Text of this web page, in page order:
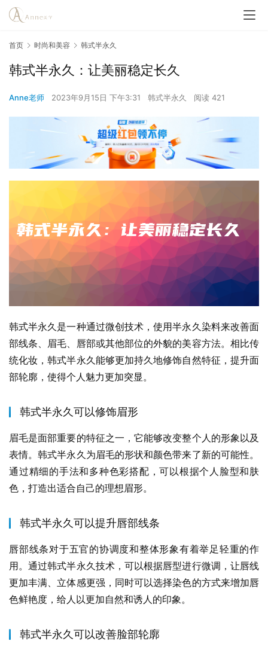
首页 时尚和美容 韩式半永久
韩式半永久：让美丽稳定长久
Anne老师 2023年9月15日 下午3:31 韩式半永久 阅读 421
韩式半永久是一种通过微创技术，使用半永久染料来改善面
部线条、眉毛、唇部或其他部位的外貌的美容方法。相比传
统化妆，韩式半永久能够更加持久地修饰自然特征，提升面
部轮廓，使得个人魅力更加突显。
韩式半永久可以修饰眉形
眉毛是面部重要的特征之一，它能够改变整个人的形象以及
表情。韩式半永久为眉毛的形状和颜色带来了新的可能性。
通过精细的手法和多种色彩搭配，可以根据个人脸型和肤
色，打造出适合自己的理想眉形。
韩式半永久可以提升唇部线条
唇部线条对于五官的协调度和整体形象有着举足轻重的作
用。通过韩式半永久技术，可以根据唇型进行微调，让唇线
更加丰满、立体感更强，同时可以选择染色的方式来增加唇
色鲜艳度，给人以更加自然和诱人的印象。
韩式半永久可以改善脸部轮廓